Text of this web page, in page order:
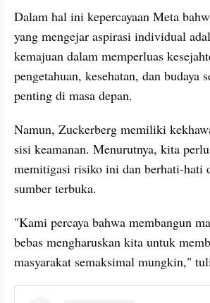
Dalam hal ini kepercayaan Meta
yang mengejar aspirasi individual
kemajuan dalam memperluas
pengetahuan, kesehatan, dan budaya
penting di masa depan.
Namun, Zuckerberg memiliki
sisi keamanan. Menurutnya, kita
memitigasi risiko ini dan berhati-hati
sumber terbuka.
"Kami percaya bahwa membangun
bebas mengharuskan kita untuk
masyarakat semaksimal mungkin,"